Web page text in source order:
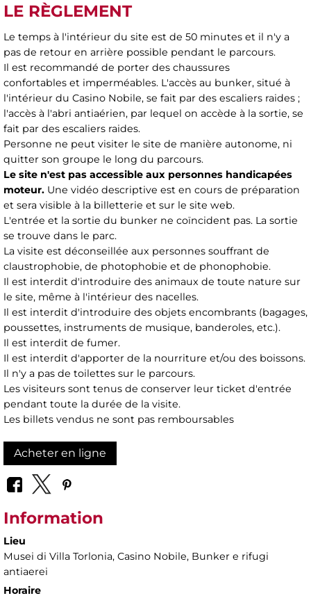
LE RÈGLEMENT
Le temps à l'intérieur du site est de 50 minutes et il n'y a
pas de retour en arrière possible pendant le parcours.
Il est recommandé de porter des chaussures
confortables et imperméables. L'accès au bunker, situé à
l'intérieur du Casino Nobile, se fait par des escaliers raides ;
l'accès à l'abri antiaérien, par lequel on accède à la sortie, se
fait par des escaliers raides.
Personne ne peut visiter le site de manière autonome, ni
quitter son groupe le long du parcours.
Le site n'est pas accessible aux personnes handicapées
moteur. Une vidéo descriptive est en cours de préparation
et sera visible à la billetterie et sur le site web.
L'entrée et la sortie du bunker ne coïncident pas. La sortie
se trouve dans le parc.
La visite est déconseillée aux personnes souffrant de
claustrophobie, de photophobie et de phonophobie.
Il est interdit d'introduire des animaux de toute nature sur
le site, même à l'intérieur des nacelles.
Il est interdit d'introduire des objets encombrants (bagages,
poussettes, instruments de musique, banderoles, etc.).
Il est interdit de fumer.
Il est interdit d'apporter de la nourriture et/ou des boissons.
Il n'y a pas de toilettes sur le parcours.
Les visiteurs sont tenus de conserver leur ticket d'entrée
pendant toute la durée de la visite.
Les billets vendus ne sont pas remboursables
Acheter en ligne
Information
Lieu
Musei di Villa Torlonia, Casino Nobile, Bunker e rifugi
antiaerei
Horaire